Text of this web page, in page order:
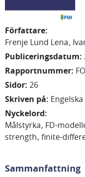
Författare:
Frenje Lund Lena
Publiceringsdatum:
Rapportnummer:
Sidor: 26
Skriven på: Engelska
Nyckelord:
Målstyrka FD-
strength finite-
Sammanfattning